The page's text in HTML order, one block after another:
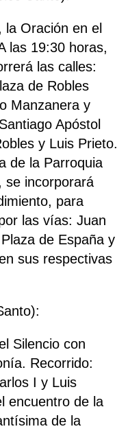
la Oración en el
las 19:30 horas,
las calles:
de Robles
Manzanera y
Apóstol
y Luis Prieto.
de la Parroquia
se incorporará
para
las vías: Juan
de España y
sus respectivas
Silencio con
Recorrido:
I y Luis
encuentro de la
de la